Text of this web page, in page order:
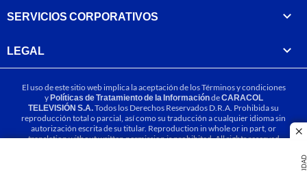
SERVICIOS CORPORATIVOS
LEGAL
El uso de este sitio web implica la aceptación de losTérminos y condiciones
yPolíticas de Tratamiento de la InformacióndeCARACOL
TELEVISIÓN S.A.Todos los Derechos Reservados D.R.A. Prohibida su
reproducción total o parcial, así como su traducción a cualquier idioma sin
autorización escrita de su titular. Reproduction in whole or in part, or
translation without written permission is prohibited. All rights reserved